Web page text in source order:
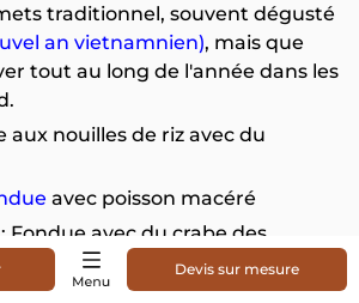
traditionnel, souvent dégusté
an vietnamnien), mais que
tout au long de l'année dans les
aux nouilles de riz avec du
avec poisson macéré
Fondue avec du crabe des
claire aux nouilles de riz
Devis sur mesure